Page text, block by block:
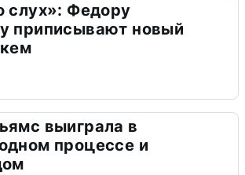
слух»: Федору
приписывают новый
выиграла в
процессе и